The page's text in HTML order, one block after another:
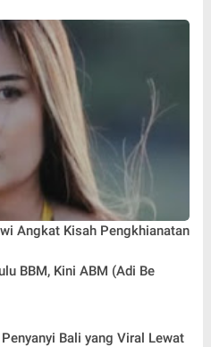
Angkat Kisah Pengkhianatan
BBM, Kini ABM (Adi Be
Bali yang Viral Lewat